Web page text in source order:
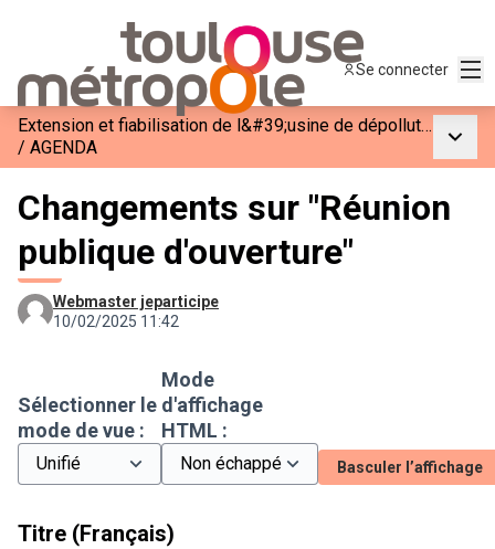
Se connecter
Extension et fiabilisation de l&#39;usine de dépollution des eaux usées de Ginestous-Garonne
/ AGENDA
Changements sur "Réunion
publique d'ouverture"
Webmaster jeparticipe
10/02/2025 11:42
Sélectionner le
mode de vue :
Mode
d'affichage
HTML :
Basculer l’affichage
Titre (Français)